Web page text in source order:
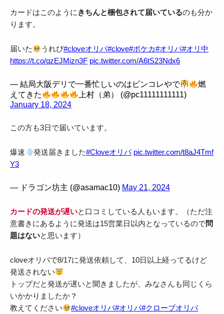
カードはこのように きちんと梱包されて届いているのも分か
ります。
届いた うれぴ#cloveオリパ#clove#ポケカ#オリパ#オリ中
https://t.co/qzEJMizn3F pic.twitter.com/A6tS23Ndx6
— 結局大阪デリで一番忙しいのはピンコレやで
燃
えてきた
上村（弟） (@pc11111111111)
January 18, 2024
この方も3日で届いています。
爆速 発送届きました#Cloveオリパ pic.twitter.com/t8aJ4Tmf
Y3
— ドラゴン坊主 (@asamac10) May 21, 2024
カードの発送が遅いと口コミしている人もいます。（ただ注
意書きにあるように発送は15営業日以内となっているので問
題はないと思います）
cloveオリパで8/17に発送依頼して、10日以上経ってるけど
発送されない
トップだと発送が遅いと聞きましたが、みなさんも同じくら
いかかりましたか？
教えてください
#cloveオリパ#オリパ#クローブオリパ